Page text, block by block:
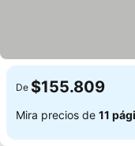
De $155.809
Mira precios de 11